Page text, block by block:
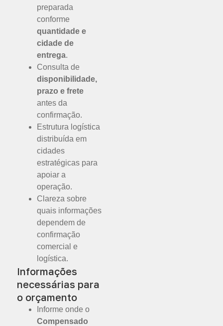
preparada
conforme
quantidade e
cidade de
entrega.
Consulta de
disponibilidade,
prazo e frete
antes da
confirmação.
Estrutura logística
distribuída em
cidades
estratégicas para
apoiar a
operação.
Clareza sobre
quais informações
dependem de
confirmação
comercial e
logística.
Informações
necessárias para
o orçamento
Informe onde o
Compensado